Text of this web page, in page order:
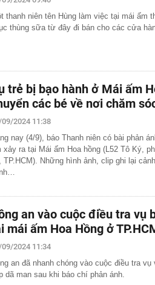
thanh niên tên Hùng làm việc tại mái ấm
thùng sữa từ đây đi bán cho các cửa
trẻ bị bạo hành ở Mái ấm
các bé về nơi chăm
2024 11:38
nay (4/9), báo Thanh niên có bài phản
xảy ra tại Mái ấm Hoa hồng (L52 Tô Ký,
TP.HCM). Những hình ảnh, clip ghi lại
an vào cuộc điều tra vụ
mái ấm Hoa Hồng ở
2024 11:34
an đã nhanh chóng vào cuộc điều tra
dã man sau khi báo chí phản ánh.